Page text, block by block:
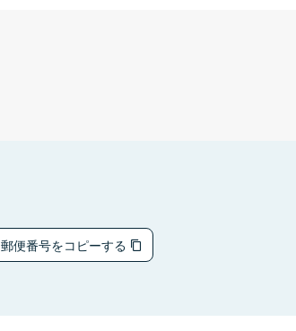
郵便番号をコピーする